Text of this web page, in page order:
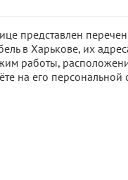
представлен
в Харькове, их
работы,
на его персональной